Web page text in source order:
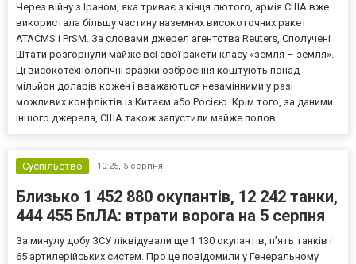
Через війну з Іраном, яка триває з кінця лютого, армія США вже
використала більшу частину наземних високоточних ракет
ATACMS і PrSM. За словами джерел агентства Reuters, Сполучені
Штати розгорнули майже всі свої ракети класу «земля – земля».
Ці високотехнологічні зразки озброєння коштують понад
мільйон доларів кожен і вважаються незамінними у разі
можливих конфліктів із Китаєм або Росією. Крім того, за даними
іншого джерела, США також запустили майже полов...
Суспільство 10:25, 5 серпня
Близько 1 452 880 окупантів, 12 242 танки,
444 455 БпЛА: втрати ворога на 5 серпня
За минулу добу ЗСУ ліквідували ще 1 130 окупантів, пʼять танків і
65 артилерійських систем. Про це повідомили у Генеральному